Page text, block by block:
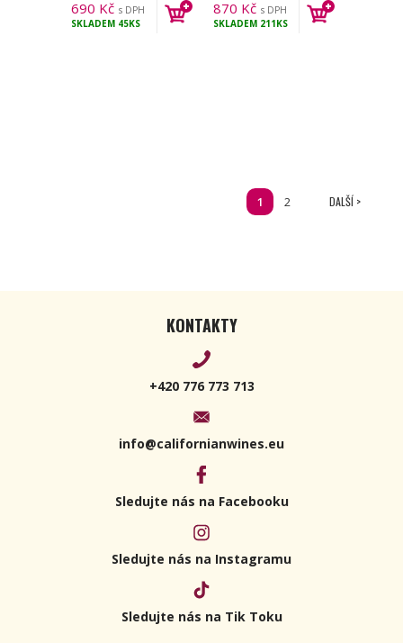
690 Kč s DPH
SKLADEM 45KS
870 Kč s DPH
SKLADEM 211KS
1 2 DALŠÍ >
KONTAKTY
+420 776 773 713
info@californianwines.eu
Sledujte nás na Facebooku
Sledujte nás na Instagramu
Sledujte nás na Tik Toku